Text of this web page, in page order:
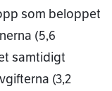
som beloppet
(5,6
samtidigt
(3,2